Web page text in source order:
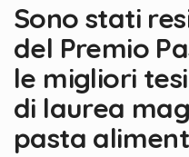
Sono stati
del Premio
le migliori
di laurea
pasta